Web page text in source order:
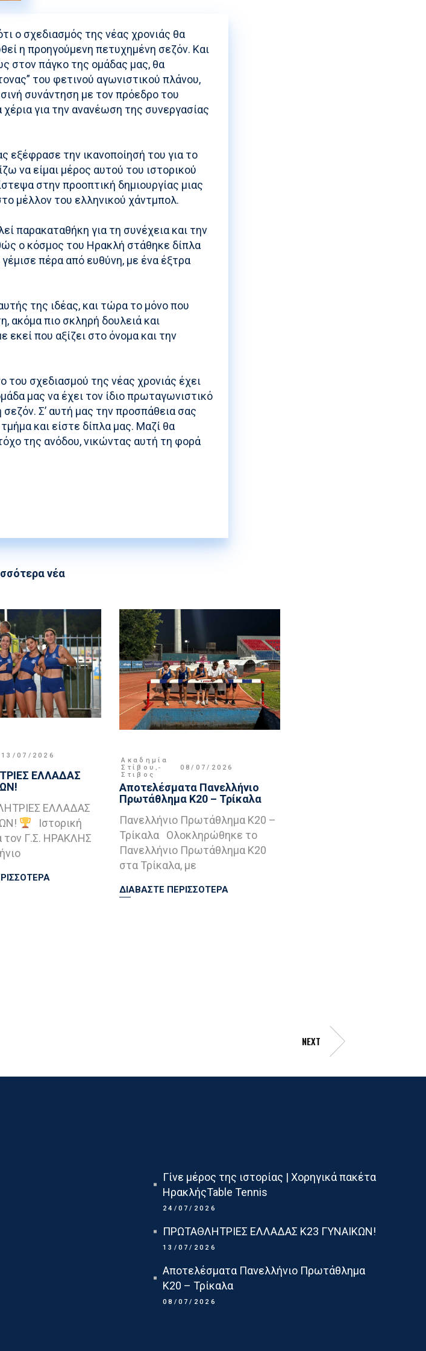
ο σχεδιασμός της νέας χρονιάς θα
η προηγούμενη πετυχημένη σεζόν. Και
στον πάγκο της ομάδας μας, θα
του φετινού αγωνιστικού πλάνου,
συνάντηση με τον πρόεδρο του
για την ανανέωση της συνεργασίας
εξέφρασε την ικανοποίησή του για το
να είμαι μέρος αυτού του ιστορικού
στην προοπτική δημιουργίας μιας
μέλλον του ελληνικού χάντμπολ.
παρακαταθήκη για τη συνέχεια και την
ο κόσμος του Ηρακλή στάθηκε δίπλα
πέρα από ευθύνη, με ένα έξτρα
της ιδέας, και τώρα το μόνο που
ακόμα πιο σκληρή δουλειά και
που αξίζει στο όνομα και την
του σχεδιασμού της νέας χρονιάς έχει
μας να έχει τον ίδιο πρωταγωνιστικό
Σ’ αυτή μας την προσπάθεια σας
και είστε δίπλα μας. Μαζί θα
της ανόδου, νικώντας αυτή τη φορά
νέα
13/07/2026
ΕΛΛΑΔΑΣ
ΕΛΛΑΔΑΣ
Ιστορική
τον Γ.Σ. ΗΡΑΚΛΗΣ
Ακαδημία
Στίβου ,
Στιβος
08/07/2026
Αποτελέσματα Πανελλήνιο
Πρωτάθλημα Κ20 – Τρίκαλα
Πανελλήνιο Πρωτάθλημα Κ20 –
Τρίκαλα Ολοκληρώθηκε το
Πανελλήνιο Πρωτάθλημα Κ20
στα Τρίκαλα, με
ΔΙΑΒΑΣΤΕ ΠΕΡΙΣΣΟΤΕΡΑ
NEXT
Γίνε μέρος της ιστορίας | Χορηγικά πακέτα
ΗρακλήςTable Tennis
24/07/2026
ΠΡΩΤΑΘΛΗΤΡΙΕΣ ΕΛΛΑΔΑΣ Κ23 ΓΥΝΑΙΚΩΝ!
13/07/2026
Αποτελέσματα Πανελλήνιο Πρωτάθλημα
Κ20 – Τρίκαλα
08/07/2026